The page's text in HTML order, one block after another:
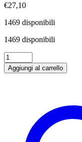
€27,10
1469 disponibili
1469 disponibili
Coca
Cola
1
quantità
Aggiungi al carrello